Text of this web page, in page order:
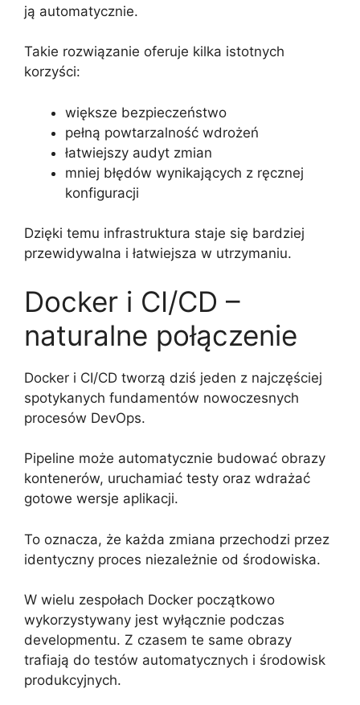
ją automatycznie.
Takie rozwiązanie oferuje kilka istotnych
korzyści:
większe bezpieczeństwo
pełną powtarzalność wdrożeń
łatwiejszy audyt zmian
mniej błędów wynikających z ręcznej
konfiguracji
Dzięki temu infrastruktura staje się bardziej
przewidywalna i łatwiejsza w utrzymaniu.
Docker i CI/CD –
naturalne połączenie
Docker i CI/CD tworzą dziś jeden z najczęściej
spotykanych fundamentów nowoczesnych
procesów DevOps.
Pipeline może automatycznie budować obrazy
kontenerów, uruchamiać testy oraz wdrażać
gotowe wersje aplikacji.
To oznacza, że każda zmiana przechodzi przez
identyczny proces niezależnie od środowiska.
W wielu zespołach Docker początkowo
wykorzystywany jest wyłącznie podczas
developmentu. Z czasem te same obrazy
trafiają do testów automatycznych i środowisk
produkcyjnych.